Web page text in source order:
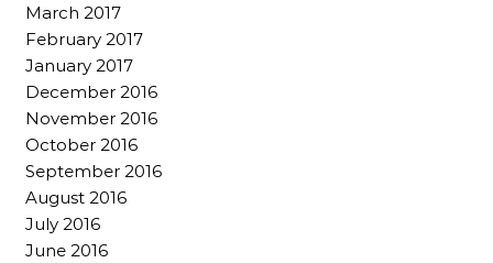
March 2017
February 2017
January 2017
December 2016
November 2016
October 2016
September 2016
August 2016
July 2016
June 2016